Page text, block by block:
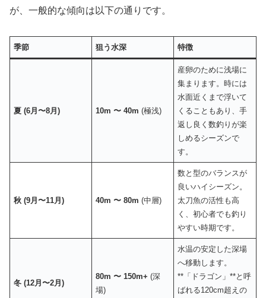
が、一般的な傾向は以下の通りです。
季節 狙う水深 特徴
夏 (6月〜8月) 10m 〜 40m (極浅)
産卵のために浅場に
集まります。時には
水面近くまで浮いて
くることもあり、手
返し良く数釣りが楽
しめるシーズンで
す。
秋 (9月〜11月) 40m 〜 80m (中層)
数と型のバランスが
良いハイシーズン。
太刀魚の活性も高
く、初心者でも釣り
やすい時期です。
冬 (12月〜2月)
80m 〜 150m+ (深
場)
水温の安定した深場
へ移動します。
**「ドラゴン」**と呼
ばれる120cm超えの